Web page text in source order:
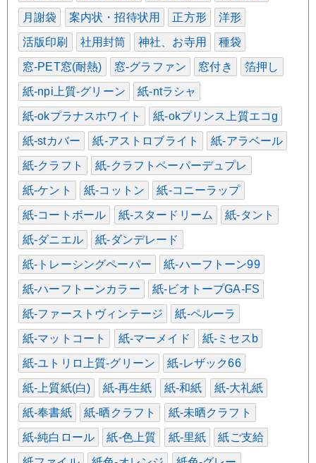
月謝袋 案内状・招待状用 正方形 洋形
活版印刷 社用封筒 神社、お寺用 種袋
窓-PET窓(耐熱) 窓-グラファン 窓付き 箔押し
紙-npi上質-グリーン 紙-ntラシャ
紙-okプラナスホワイト 紙-okプリンス上質エコg
紙-stカバー 紙-アストロブライト 紙-アラベール
紙-クラフト 紙-クラフトペーパーデュプレ
紙-ケント 紙-コットン 紙-コニーラップ
紙-コートボール 紙-スタードリーム 紙-タント
紙-ダニエル 紙-ダンデレード
紙-トレーシングペーパー 紙-ハーフトーン99
紙-ハーフトーンカラー 紙-ビオトープGA-FS
紙-ファーストヴィンテージ 紙-ペルーラ
紙-マットコート 紙-マーメイド 紙-ミセスb
紙-ユトリロ上質-グリーン 紙-レザック66
紙-上質紙(白) 紙-再生紙 紙-和紙 紙-大礼紙
紙-奉書紙 紙-晒クラフト 紙-未晒クラフト
紙-純白ロール 紙-色上質 紙-里紙 紙ご支給